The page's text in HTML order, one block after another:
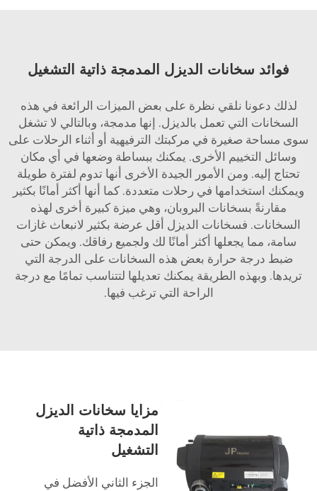
فوائد سخانات الديزل المدمجة ذاتية التشغيل
لذلك دعونا نلقي نظرة على بعض الميزات الرائعة في هذه
السخانات التي تعمل بالديزل. إنها مدمجة، وبالتالي لا تشغل
سوى مساحة صغيرة في مركبتك الترفيهية أو أثناء الرحلات على
وسائل التخييم الأخرى. يمكنك ببساطة وضعها في أي مكان
تحتاج إليه. ومن الأمور الجيدة الأخرى أنها تدوم لفترة طويلة
ويمكنك استخدامها في رحلات متعددة. كما أنها أكثر أمانًا بكثير
مقارنةً بسخانات البروبان، وهي ميزة كبيرة أخرى لهذه
السخانات. فسخانات الديزل أقل عرضة بكثير لانبعاث غازات
سامة، مما يجعلها أكثر أمانًا لك ولجميع رفاقك. ويمكن حتى
ضبط درجة حرارة بعض هذه السخانات على الدرجة التي
تريدها. وبهذه الطريقة يمكنك تعديلها لتتناسب تمامًا مع درجة
الراحة التي ترغب فيها.
مزايا سخانات الديزل
المدمجة ذاتية
التشغيل
الجزء الثاني الأفضل في